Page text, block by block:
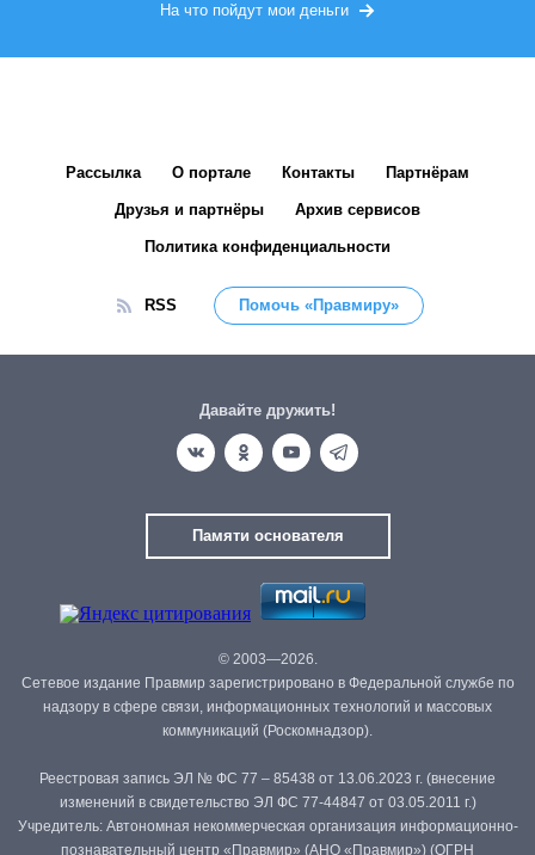
На что пойдут мои деньги
Рассылка О портале Контакты Партнёрам
Друзья и партнёры Архив сервисов
Политика конфиденциальности
RSS Помочь «Правмиру»
Давайте дружить!
Памяти основателя
© 2003—2026.
Сетевое издание Правмир зарегистрировано в Федеральной службе по
надзору в сфере связи, информационных технологий и массовых
коммуникаций (Роскомнадзор).
Реестровая запись ЭЛ № ФС 77 – 85438 от 13.06.2023 г. (внесение
изменений в свидетельство ЭЛ ФС 77-44847 от 03.05.2011 г.)
Учредитель: Автономная некоммерческая организация информационно-
познавательный центр «Правмир» (АНО «Правмир») (ОГРН